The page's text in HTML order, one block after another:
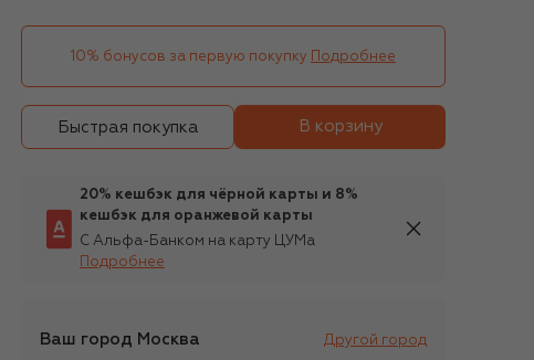
10% бонусов за первую покупку Подробнее
Быстрая покупка В корзину
20% кешбэк для чёрной карты и 8%
кешбэк для оранжевой карты
С Альфа-Банком на карту ЦУМа
Подробнее
Ваш город Москва Другой город